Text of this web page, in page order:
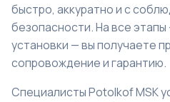
быстро, аккуратно и с
безопасности. На все
установки — вы получаете
сопровождение и гарантию.
Специалисты Potolkof MSK